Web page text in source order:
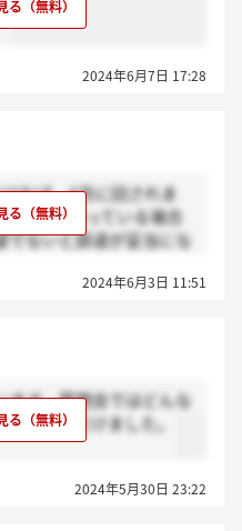
2024年6月7日 17:28
れば、6月に回されま
内々定持っている場合
でないと辞退が妥当にな
2024年6月3日 11:51
ます。質問会ではどんな
ていただけました。
2024年5月30日 23:22